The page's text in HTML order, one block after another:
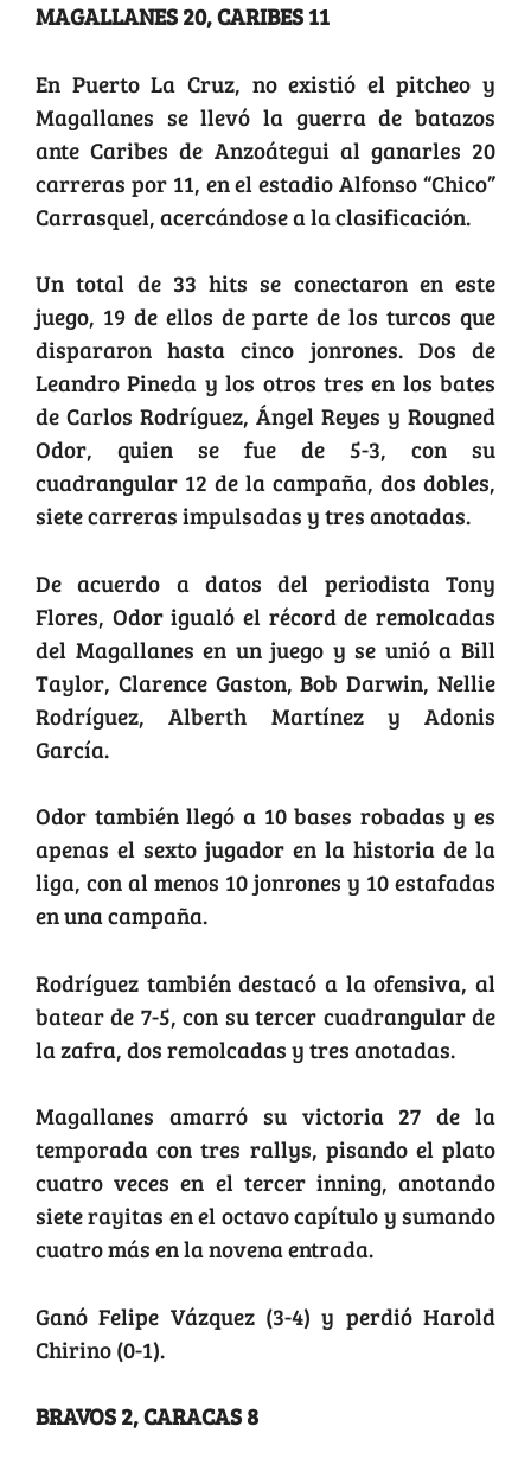
MAGALLANES 20, CARIBES 11
En Puerto La Cruz, no existió el pitcheo y
Magallanes se llevó la guerra de batazos
ante Caribes de Anzoátegui al ganarles 20
carreras por 11, en el estadio Alfonso “Chico”
Carrasquel, acercándose a la clasificación.
Un total de 33 hits se conectaron en este
juego, 19 de ellos de parte de los turcos que
dispararon hasta cinco jonrones. Dos de
Leandro Pineda y los otros tres en los bates
de Carlos Rodríguez, Ángel Reyes y Rougned
Odor, quien se fue de 5-3, con su
cuadrangular 12 de la campaña, dos dobles,
siete carreras impulsadas y tres anotadas.
De acuerdo a datos del periodista Tony
Flores, Odor igualó el récord de remolcadas
del Magallanes en un juego y se unió a Bill
Taylor, Clarence Gaston, Bob Darwin, Nellie
Rodríguez, Alberth Martínez y Adonis
García.
Odor también llegó a 10 bases robadas y es
apenas el sexto jugador en la historia de la
liga, con al menos 10 jonrones y 10 estafadas
en una campaña.
Rodríguez también destacó a la ofensiva, al
batear de 7-5, con su tercer cuadrangular de
la zafra, dos remolcadas y tres anotadas.
Magallanes amarró su victoria 27 de la
temporada con tres rallys, pisando el plato
cuatro veces en el tercer inning, anotando
siete rayitas en el octavo capítulo y sumando
cuatro más en la novena entrada.
Ganó Felipe Vázquez (3-4) y perdió Harold
Chirino (0-1).
BRAVOS 2, CARACAS 8